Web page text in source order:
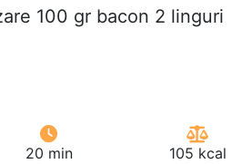
100 gr bacon 2 linguri
20 min 105 kcal